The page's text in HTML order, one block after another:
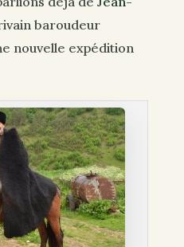
baroudeur
nouvelle expédition